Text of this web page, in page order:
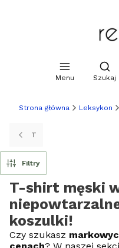
Menu Szukaj
Strona główna Leksykon
T
Filtry
T-shirt męski
koszulki!
Czy szukasz